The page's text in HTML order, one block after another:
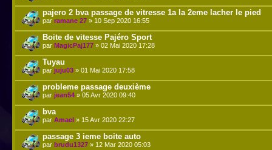
pajero 2 bva passage de vitresse 1a la 2eme lacher le pied
par ramane 27 » 10 Sep 2020 16:55
Boite de vitesse Pajéro Sport
par MagicPaj177 » 02 Mai 2020 17:28
Tuyau
par juju03 » 01 Mai 2020 17:58
probleme passage deuxième
par jean54 » 05 Avr 2020 09:40
bva
par Amael » 15 Avr 2020 22:27
passage 3 ieme boite auto
par brudu1327 » 12 Mar 2020 05:03